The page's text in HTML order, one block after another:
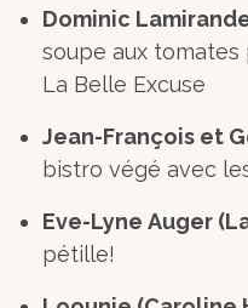
Dominic
soupe aux
La Belle Excuse
Jean-François et
bistro végé avec
Eve-Lyne Auger
pétille!